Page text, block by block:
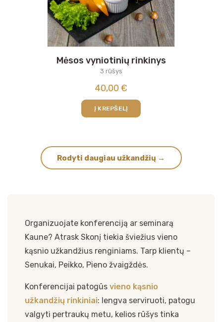
Mėsos vyniotinių rinkinys
3 rūšys
40,00 €
Į KREPŠELĮ
Rodyti daugiau užkandžių →
Organizuojate konferenciją ar seminarą
Kaune? Atrask Skonį tiekia šviežius vieno
kąsnio užkandžius renginiams. Tarp klientų –
Senukai, Peikko, Pieno žvaigždės.
Konferencijai patogūs vieno kąsnio
užkandžių rinkiniai: lengva serviruoti, patogu
valgyti pertraukų metu, kelios rūšys tinka